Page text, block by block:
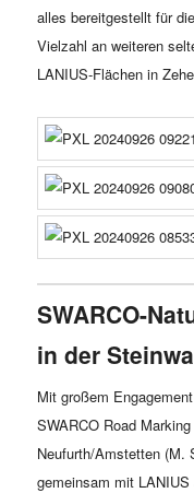
alles bereitgestellt für
Vielzahl an weiteren
LANIUS-Flächen in
SWARCO-
in der
Mit großem
SWARCO Road
Neufurth/Amstetten (M.
gemeinsam mit